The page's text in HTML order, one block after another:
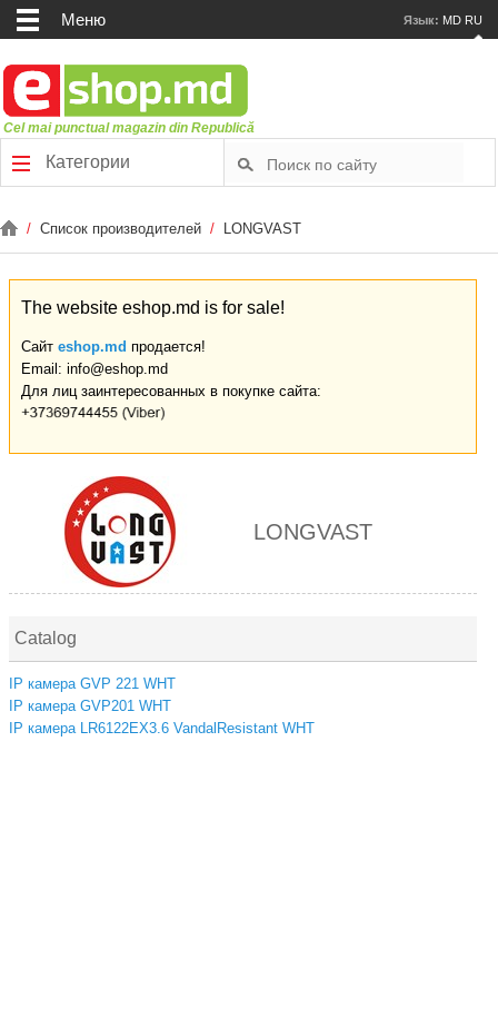
Меню Язык: MD RU
Cel mai punctual magazin din Republică
Категории
/ Список производителей / LONGVAST
The website eshop.md is for sale!
Сайт eshop.md продается!
Email: info@eshop.md
Для лиц заинтересованных в покупке сайта:
LONGVAST
Catalog
IP камера GVP 221 WHT
IP камера GVP201 WHT
IP камера LR6122EX3.6 VandalResistant WHT